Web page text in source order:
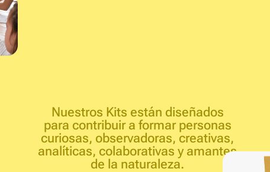
Nuestros Kits están diseñados
para contribuir a formar personas
curiosas, observadoras, creativas,
analíticas, colaborativas y amantes
de la naturaleza.